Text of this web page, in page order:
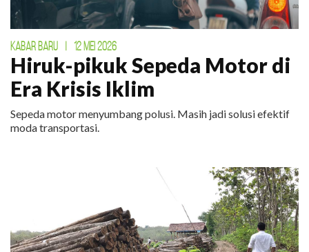
KABAR BARU | 12 MEI 2026
Hiruk-pikuk Sepeda Motor di
Era Krisis Iklim
Sepeda motor menyumbang polusi. Masih jadi solusi efektif
moda transportasi.